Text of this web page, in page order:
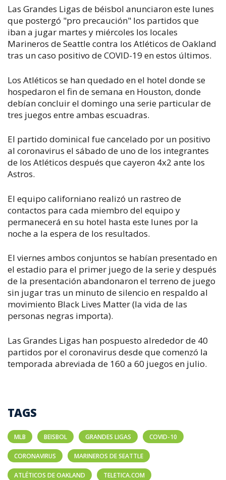
Las Grandes Ligas de béisbol anunciaron este lunes
que postergó "pro precaución" los partidos que
iban a jugar martes y miércoles los locales
Marineros de Seattle contra los Atléticos de Oakland
tras un caso positivo de COVID-19 en estos últimos.
Los Atléticos se han quedado en el hotel donde se
hospedaron el fin de semana en Houston, donde
debían concluir el domingo una serie particular de
tres juegos entre ambas escuadras.
El partido dominical fue cancelado por un positivo
al coronavirus el sábado de uno de los integrantes
de los Atléticos después que cayeron 4x2 ante los
Astros.
El equipo californiano realizó un rastreo de
contactos para cada miembro del equipo y
permanecerá en su hotel hasta este lunes por la
noche a la espera de los resultados.
El viernes ambos conjuntos se habían presentado en
el estadio para el primer juego de la serie y después
de la presentación abandonaron el terreno de juego
sin jugar tras un minuto de silencio en respaldo al
movimiento Black Lives Matter (la vida de las
personas negras importa).
Las Grandes Ligas han pospuesto alrededor de 40
partidos por el coronavirus desde que comenzó la
temporada abreviada de 160 a 60 juegos en julio.
TAGS
MLB BEISBOL GRANDES LIGAS COVID-10
CORONAVIRUS MARINEROS DE SEATTLE
ATLÉTICOS DE OAKLAND TELETICA.COM